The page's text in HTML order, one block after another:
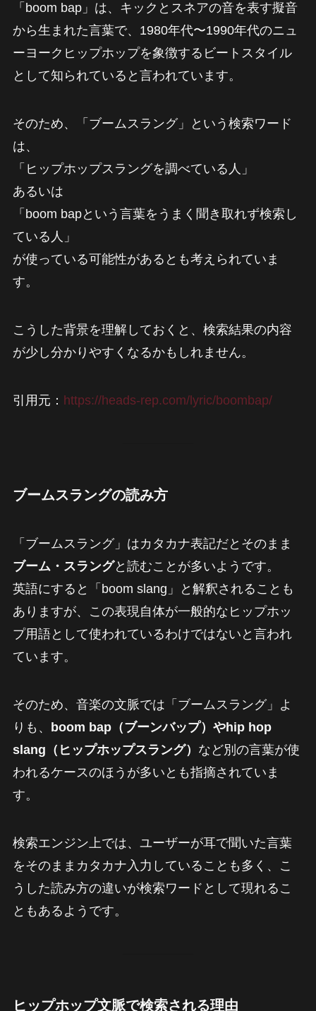
「boom bap」は、キックとスネアの音を表す擬音
から生まれた言葉で、1980年代〜1990年代のニュ
ーヨークヒップホップを象徴するビートスタイル
として知られていると言われています。
そのため、「ブームスラング」という検索ワード
は、
「ヒップホップスラングを調べている人」
あるいは
「boom bapという言葉をうまく聞き取れず検索し
ている人」
が使っている可能性があるとも考えられていま
す。
こうした背景を理解しておくと、検索結果の内容
が少し分かりやすくなるかもしれません。
引用元： https://heads-rep.com/lyric/boombap/
ブームスラングの読み方
「ブームスラング」はカタカナ表記だとそのまま
ブーム・スラングと読むことが多いようです。
英語にすると「boom slang」と解釈されることも
ありますが、この表現自体が一般的なヒップホッ
プ用語として使われているわけではないと言われ
ています。
そのため、音楽の文脈では「ブームスラング」よ
りも、 boom bap（ブーンバップ）やhip hop
slang（ヒップホップスラング） など別の言葉が使
われるケースのほうが多いとも指摘されていま
す。
検索エンジン上では、ユーザーが耳で聞いた言葉
をそのままカタカナ入力していることも多く、こ
うした読み方の違いが検索ワードとして現れるこ
ともあるようです。
ヒップホップ文脈で検索される理由